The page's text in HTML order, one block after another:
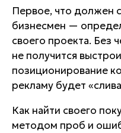
Первое, что должен
бизнесмен —
своего проекта. Без
не получится
позиционирование
рекламу будет
Как найти своего
методом проб и